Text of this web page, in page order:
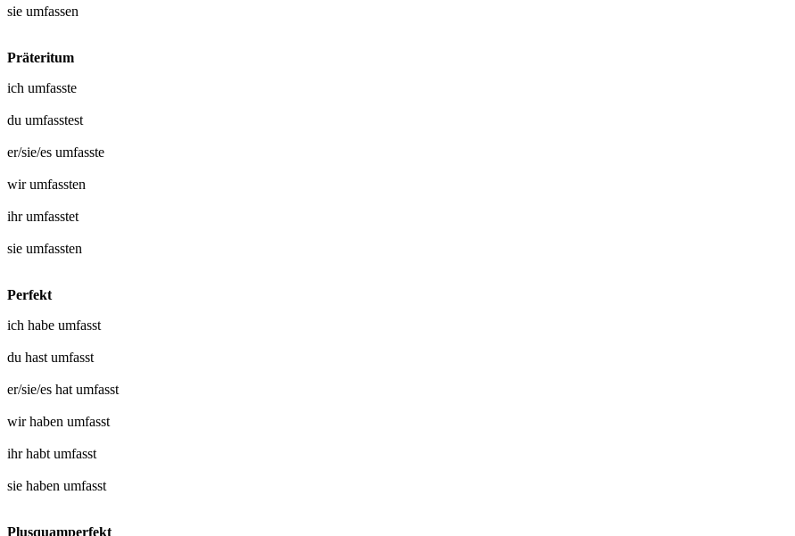
sie umfassen
Präteritum
ich umfasste
du umfasstest
er/sie/es umfasste
wirumfassten
ihrumfasstet
sie umfassten
Perfekt
ich habe umfasst
du hast umfasst
er/sie/es hat umfasst
wir haben umfasst
ihr habt umfasst
sie haben umfasst
Plusquamperfekt